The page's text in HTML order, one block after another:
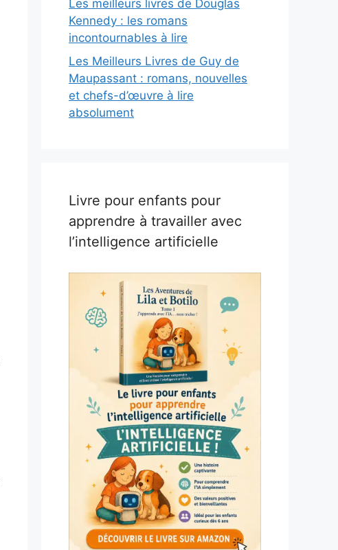
Les meilleurs livres de Douglas
Kennedy : les romans
incontournables à lire
Les Meilleurs Livres de Guy de
Maupassant : romans, nouvelles
et chefs-d’œuvre à lire
absolument
Livre pour enfants pour
apprendre à travailler avec
l’intelligence artificielle